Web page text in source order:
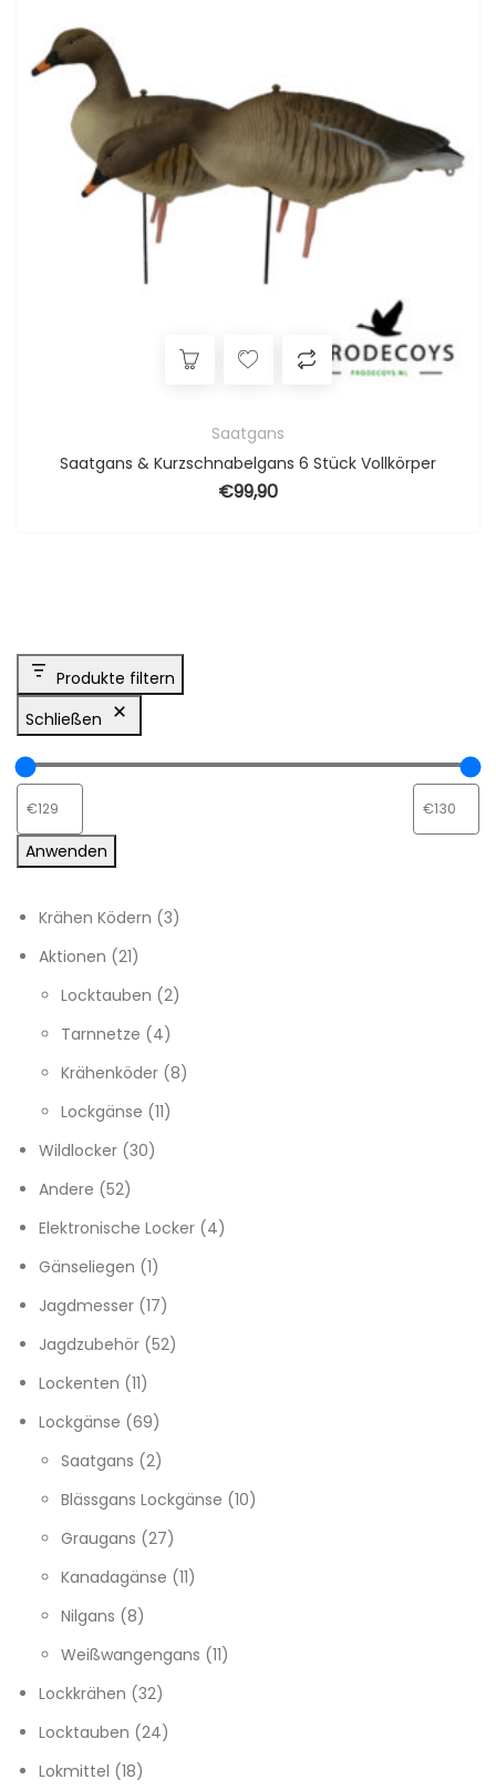
Saatgans
Saatgans & Kurzschnabelgans 6 Stück Vollkörper
€99,90
Produkte filtern
Schließen
Anwenden
Krähen Ködern 33 Produkte
Aktionen 2121 Produkte
Locktauben 22 Produkte
Tarnnetze
44 Produkte
Krähenköder 88 Produkte
Lockgänse 1111 Produkte
Wildlocker 3030 Produkte
Andere 5252 Produkte
Elektronische Locker 44 Produkte
Gänseliegen 11 Produkt
Jagdmesser 1717 Produkte
Jagdzubehör 5252 Produkte
Lockenten 1111 Produkte
Lockgänse 6969 Produkte
Saatgans 22 Produkte
Blässgans Lockgänse 1010 Produkte
Graugans 2727 Produkte
Kanadagänse 1111 Produkte
Nilgans
88 Produkte
Weißwangengans 1111 Produkte
Lockkrähen 3232 Produkte
Locktauben 2424 Produkte
Lokmittel 1818 Produkte